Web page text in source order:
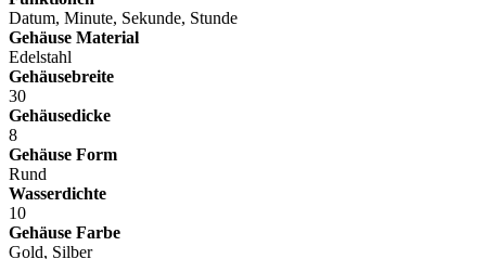
Datum, Minute, Sekunde, Stunde
Gehäuse Material
Edelstahl
Gehäusebreite
30
Gehäusedicke
8
Gehäuse Form
Rund
Wasserdichte
10
Gehäuse Farbe
Gold, Silber